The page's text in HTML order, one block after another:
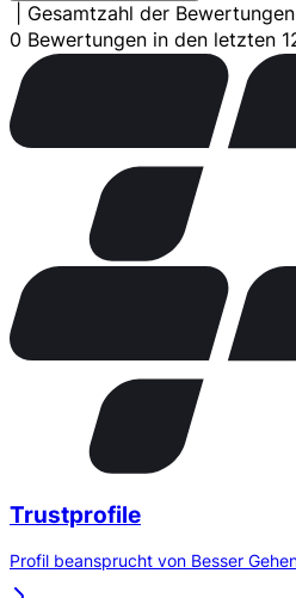
Gesamtzahl der
0 Bewertungen in den letzten
Trustprofile
Profil beansprucht von Besser